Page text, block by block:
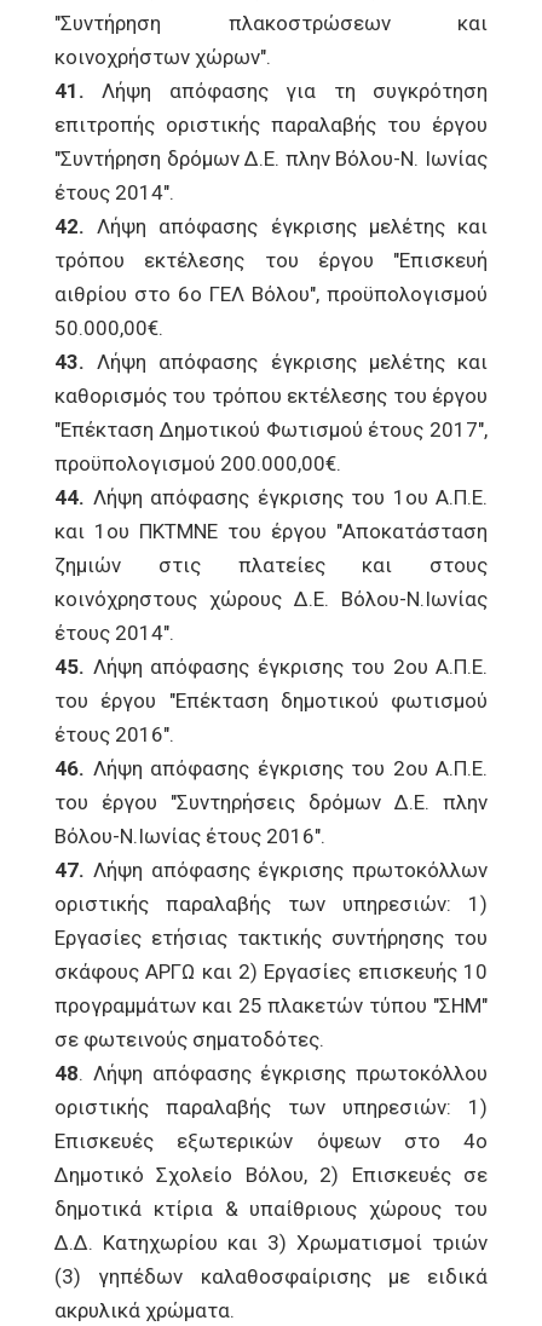
"Συντήρηση πλακοστρώσεων και
κοινοχρήστων χώρων".
41. Λήψη απόφασης για τη συγκρότηση
επιτροπής οριστικής παραλαβής του έργου
"Συντήρηση δρόμων Δ.Ε. πλην Βόλου-Ν. Ιωνίας
έτους 2014".
42. Λήψη απόφασης έγκρισης μελέτης και
τρόπου εκτέλεσης του έργου "Επισκευή
αιθρίου στο 6ο ΓΕΛ Βόλου", προϋπολογισμού
50.000,00€.
43. Λήψη απόφασης έγκρισης μελέτης και
καθορισμός του τρόπου εκτέλεσης του έργου
"Επέκταση Δημοτικού Φωτισμού έτους 2017",
προϋπολογισμού 200.000,00€.
44. Λήψη απόφασης έγκρισης του 1ου Α.Π.Ε.
και 1ου ΠΚΤΜΝΕ του έργου "Αποκατάσταση
ζημιών στις πλατείες και στους
κοινόχρηστους χώρους Δ.Ε. Βόλου-Ν.Ιωνίας
έτους 2014".
45. Λήψη απόφασης έγκρισης του 2ου Α.Π.Ε.
του έργου "Επέκταση δημοτικού φωτισμού
έτους 2016".
46. Λήψη απόφασης έγκρισης του 2ου Α.Π.Ε.
του έργου "Συντηρήσεις δρόμων Δ.Ε. πλην
Βόλου-Ν.Ιωνίας έτους 2016".
47. Λήψη απόφασης έγκρισης πρωτοκόλλων
οριστικής παραλαβής των υπηρεσιών: 1)
Εργασίες ετήσιας τακτικής συντήρησης του
σκάφους ΑΡΓΩ και 2) Εργασίες επισκευής 10
προγραμμάτων και 25 πλακετών τύπου "ΣΗΜ"
σε φωτεινούς σηματοδότες.
48. Λήψη απόφασης έγκρισης πρωτοκόλλου
οριστικής παραλαβής των υπηρεσιών: 1)
Επισκευές εξωτερικών όψεων στο 4ο
Δημοτικό Σχολείο Βόλου, 2) Επισκευές σε
δημοτικά κτίρια & υπαίθριους χώρους του
Δ.Δ. Κατηχωρίου και 3) Χρωματισμοί τριών
(3) γηπέδων καλαθοσφαίρισης με ειδικά
ακρυλικά χρώματα.